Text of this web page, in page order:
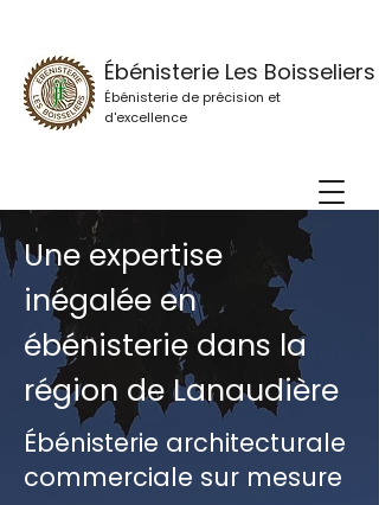
Ébénisterie Les Boisseliers
Ébénisterie de précision et
d'excellence
Une expertise
inégalée en
ébénisterie dans la
région de Lanaudière
Ébénisterie architecturale
commerciale sur mesure